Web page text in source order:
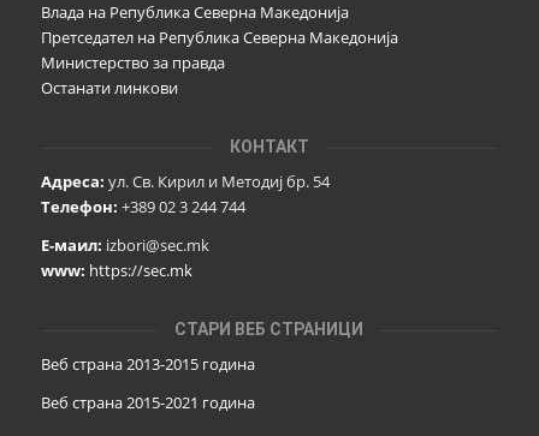
Влада на Република Северна Македонија
Претседател на Република Северна Македонија
Министерство за правда
Останати линкови
КОНТАКТ
Адреса: ул. Св. Кирил и Методиј бр. 54
Телефон: +389 02 3 244 744
Е-маил: izbori@sec.mk
www: https://sec.mk
СТАРИ ВЕБ СТРАНИЦИ
Веб страна 2013-2015 година
Веб страна 2015-2021 година